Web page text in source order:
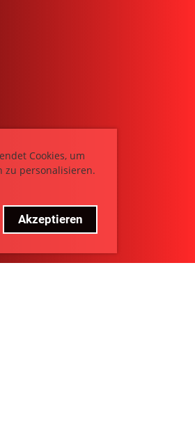
Cookies, um
zu personalisieren.
Akzeptieren